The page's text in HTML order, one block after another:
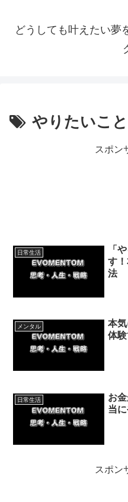
どうしても叶えたい夢
やりたいこと
スポン
日常生活
「
す
法
メンタル
本
体
日常生活
お
当
スポン